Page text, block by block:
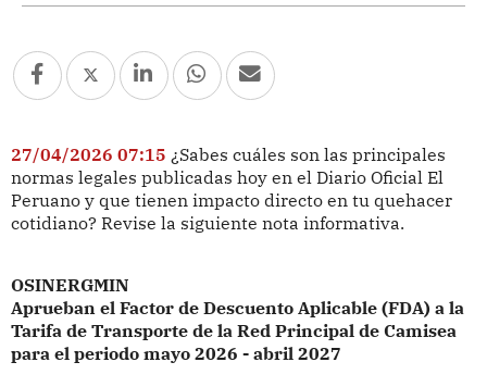
27/04/2026 07:15 ¿Sabes cuáles son las principales
normas legales publicadas hoy en el Diario Oficial El
Peruano y que tienen impacto directo en tu quehacer
cotidiano? Revise la siguiente nota informativa.
OSINERGMIN
Aprueban el Factor de Descuento Aplicable (FDA) a la
Tarifa de Transporte de la Red Principal de Camisea
para el periodo mayo 2026 - abril 2027